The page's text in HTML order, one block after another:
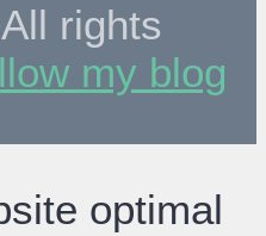
rights
my blog
optimal